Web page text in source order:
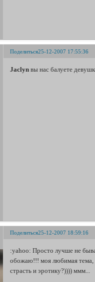
Поделиться25-12-2007 17:55:36
Jaclyn вы нас балуете
Поделиться25-12-2007 18:59:16
:yahoo: Просто лучше не
обожаю!!! моя любимая тема,
страсть и эротику?)))) ммм...